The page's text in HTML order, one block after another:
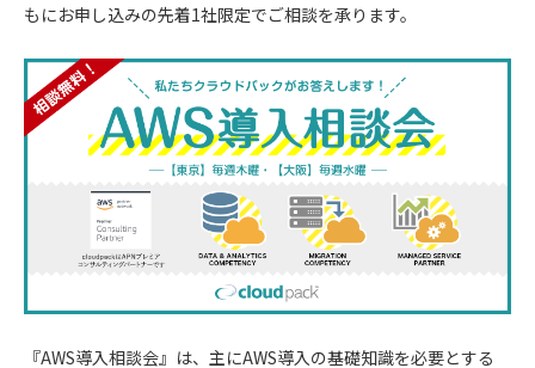
もにお申し込みの先着1社限定でご相談を承ります。
『AWS導入相談会』は、主にAWS導入の基礎知識を必要とする